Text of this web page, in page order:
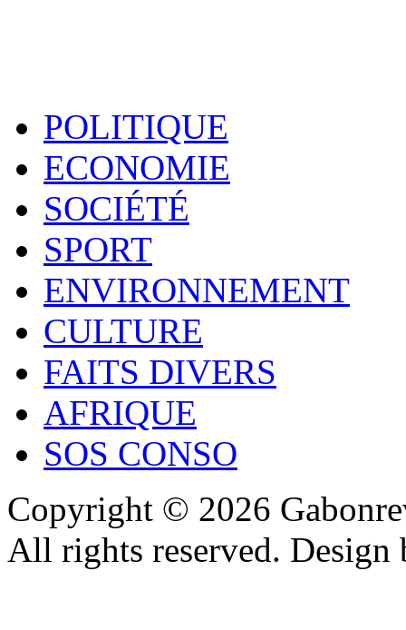
POLITIQUE
ECONOMIE
SOCIÉTÉ
SPORT
ENVIRONNEMENT
CULTURE
FAITS DIVERS
AFRIQUE
SOS CONSO
Copyright © 2026
All rights reserved.